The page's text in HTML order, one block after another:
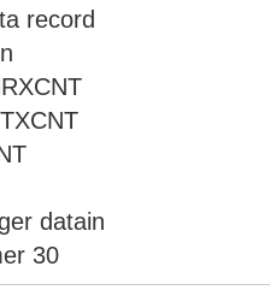
record
datain
30